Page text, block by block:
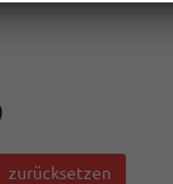
zurücksetzen